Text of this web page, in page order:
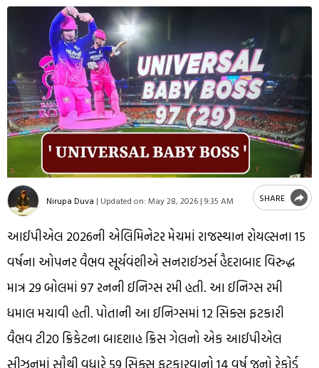
Nirupa Duva | Updated on: May 28, 2026 | 9:35 AM SHARE
આઈપીએલ 2026ની એલિમિનેટર મેચમાં રાજસ્થાન રોયલ્સના 15
વર્ષના ઓપનર વૈભવ સૂર્યવંશીએ સનરાઈઝર્સ હૈદરાબાદ વિરુદ્ધ
માત્ર 29 બોલમાં 97 રનની ઈનિગ્સ રમી હતી. આ ઈનિગ્સ રમી
ધમાલ મચાવી હતી. પોતાની આ ઈનિગ્સમાં 12 સિક્સ ફટકારી
વૈભવ ટી20 ક્રિકેટના બાદશાહ ક્રિસ ગેલનો એક આઈપીએલ
સીઝનમાં સૌથી વધારે 59 સિક્સ ફટકારવાનો 14 વર્ષ જૂનો રેકોર્ડ